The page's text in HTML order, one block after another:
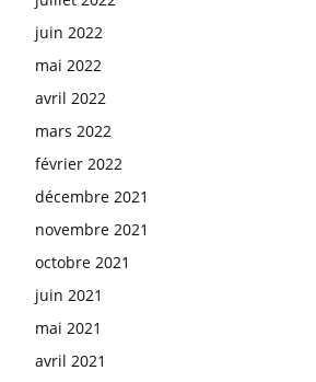
juin 2022
mai 2022
avril 2022
mars 2022
février 2022
décembre 2021
novembre 2021
octobre 2021
juin 2021
mai 2021
avril 2021